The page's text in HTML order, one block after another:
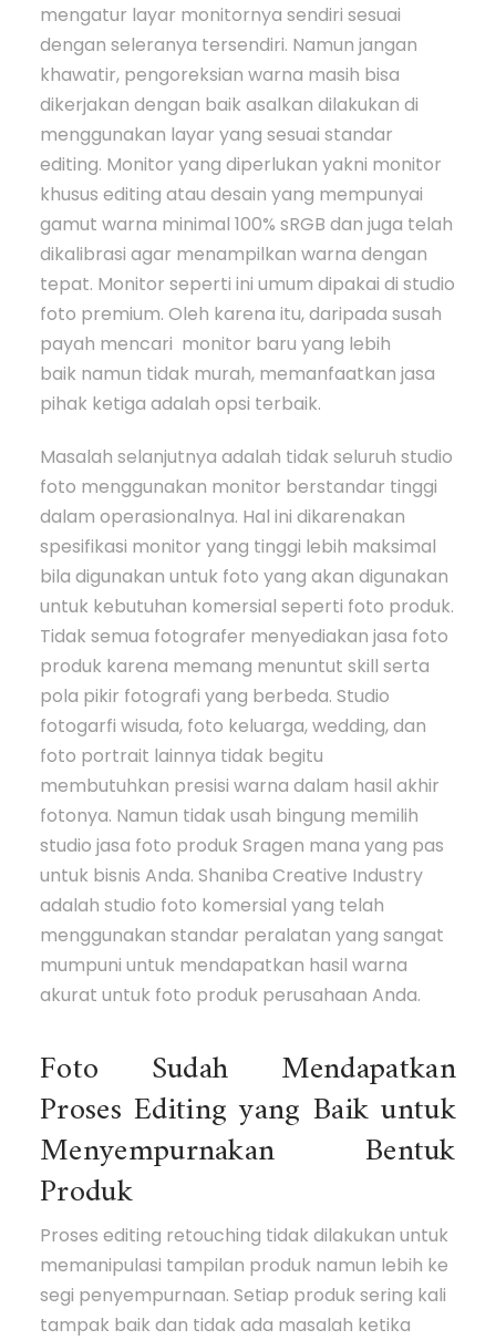
mengatur layar monitornya sendiri sesuai
dengan seleranya tersendiri. Namun jangan
khawatir, pengoreksian warna masih bisa
dikerjakan dengan baik asalkan dilakukan di
menggunakan layar yang sesuai standar
editing. Monitor yang diperlukan yakni monitor
khusus editing atau desain yang mempunyai
gamut warna minimal 100% sRGB dan juga telah
dikalibrasi agar menampilkan warna dengan
tepat. Monitor seperti ini umum dipakai di studio
foto premium. Oleh karena itu, daripada susah
payah mencari monitor baru yang lebih
baik namun tidak murah, memanfaatkan jasa
pihak ketiga adalah opsi terbaik.
Masalah selanjutnya adalah tidak seluruh studio
foto menggunakan monitor berstandar tinggi
dalam operasionalnya. Hal ini dikarenakan
spesifikasi monitor yang tinggi lebih maksimal
bila digunakan untuk foto yang akan digunakan
untuk kebutuhan komersial seperti foto produk.
Tidak semua fotografer menyediakan jasa foto
produk karena memang menuntut skill serta
pola pikir fotografi yang berbeda. Studio
fotogarfi wisuda, foto keluarga, wedding, dan
foto portrait lainnya tidak begitu
membutuhkan presisi warna dalam hasil akhir
fotonya. Namun tidak usah bingung memilih
studio jasa foto produk Sragen mana yang pas
untuk bisnis Anda. Shaniba Creative Industry
adalah studio foto komersial yang telah
menggunakan standar peralatan yang sangat
mumpuni untuk mendapatkan hasil warna
akurat untuk foto produk perusahaan Anda.
Foto Sudah Mendapatkan
Proses Editing yang Baik untuk
Menyempurnakan Bentuk
Produk
Proses editing retouching tidak dilakukan untuk
memanipulasi tampilan produk namun lebih ke
segi penyempurnaan. Setiap produk sering kali
tampak baik dan tidak ada masalah ketika